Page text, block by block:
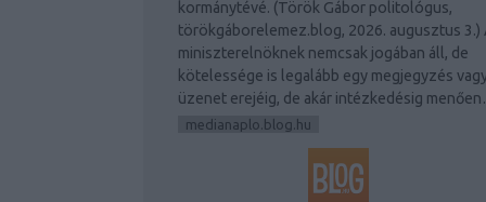
kormánytévé. (Török Gábor politológus,
törökgáborelemez.blog, 2026. augusztus 3.)
miniszterelnöknek nemcsak jogában áll, de
kötelessége is legalább egy megjegyzés
üzenet erejéig, de akár intézkedésig
medianaplo.blog.hu